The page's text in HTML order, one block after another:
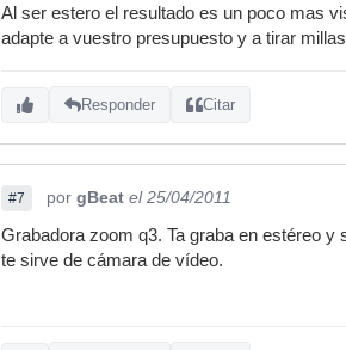
Al ser estero el resultado es un poco mas
adapte a vuestro presupuesto y a tirar
Responder Citar
#7 por gBeat el 25/04/2011
Grabadora zoom q3. Ta graba en estéreo
te sirve de cámara de vídeo.